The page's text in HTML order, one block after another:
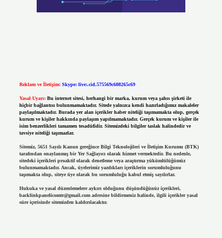
Reklam ve İletişim: Skype: live:.cid.575569c608265c69
Yasal Uyarı: Bu internet sitesi, herhangi bir marka, kurum veya şahıs şirketi ile
hiçbir bağlantısı bulunmamaktadır. Sitede yalnızca kendi hazırladığımız makaleler
paylaşılmaktadır. Burada yer alan içerikler haber niteliği taşımamakta olup, gerçek
kurum ve kişiler hakkında paylaşım yapılmamaktadır. Gerçek kurum ve kişiler ile
isim benzerlikleri tamamen tesadüfidir. Sitemizdeki bilgiler taslak halindedir ve
tavsiye niteliği taşımazlar.
Sitemiz, 5651 Sayılı Kanun gereğince Bilgi Teknolojileri ve İletişim Kurumu (BTK)
tarafından onaylanmış bir Yer Sağlayıcı olarak hizmet vermektedir. Bu nedenle,
sitedeki içerikleri proaktif olarak denetleme veya araştırma yükümlülüğümüz
bulunmamaktadır. Ancak, üyelerimiz yazdıkları içeriklerin sorumluluğunu
taşımakta olup, siteye üye olarak bu sorumluluğu kabul etmiş sayılırlar.
Hukuka ve yasal düzenlemelere aykırı olduğunu düşündüğünüz içerikleri,
backlinkpanelicomtr@gmail.comadresine bildirmeniz halinde, ilgili içerikler yasal
süre içerisinde sitemizden kaldırılacaktır.